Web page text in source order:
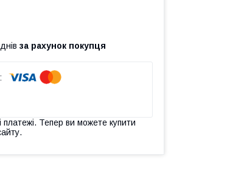
за рахунок покупця
платежі. Тепер ви можете купити